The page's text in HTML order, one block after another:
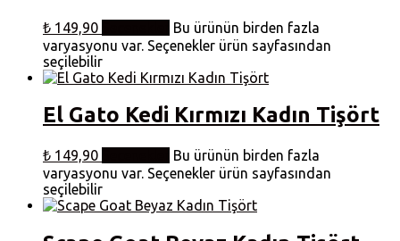
₺ 149,90
Bu ürünün birden fazla
varyasyonu var. Seçenekler ürün sayfasından
seçilebilir
El Gato Kedi Kırmızı Kadın Tişört
₺ 149,90
Bu ürünün birden fazla
varyasyonu var. Seçenekler ürün sayfasından
seçilebilir